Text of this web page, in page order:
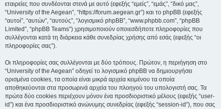
εταιρείες που συνδέονται στενά με αυτό (εφεξής “εμείς”, “εμάς”, “δικό μας”,
“University of the Aegean”, “https://forum.aegean.gr”) και το phpBB (εφεξής
“αυτοί”, “αυτών”, “αυτούς”, “λογισμικό phpBB”, “www.phpbb.com”, “phpBB
Limited”, “phpBB Teams”) χρησιμοποιούν οποιεσδήποτε πληροφορίες που
συλλέγονται κατά τη διάρκεια κάθε συνεδρίας χρήσης από εσάς (εφεξής “οι
πληροφορίες σας”).
Οι πληροφορίες σας συλλέγονται με δύο τρόπους. Πρώτον, η περιήγηση στο
“University of the Aegean” οδηγεί το λογισμικό phpBB να δημιουργήσει
ορισμένα cookies, τα οποία είναι μικρά αρχεία κειμένου τα οποία
αποθηκεύονται στα προσωρινά αρχεία του πλοηγού του υπολογιστή σας. Τα
πρώτα δύο cookies περιέχουν μόνον ένα προσδιοριστικό μέλους (εφεξής “user-
id”) και ένα προσδιοριστικό ανώνυμης συνεδρίας (εφεξής “session-id”), που σας